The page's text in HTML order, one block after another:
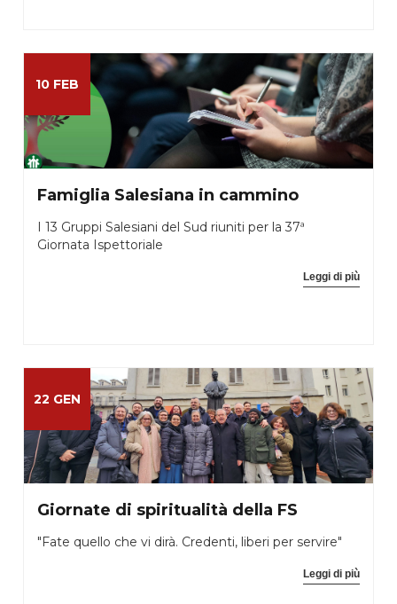
10 FEB
Famiglia Salesiana in cammino
I 13 Gruppi Salesiani del Sud riuniti per la 37ª
Giornata Ispettoriale
Leggi di più
22 GEN
Giornate di spiritualità della FS
"Fate quello che vi dirà. Credenti, liberi per servire"
Leggi di più